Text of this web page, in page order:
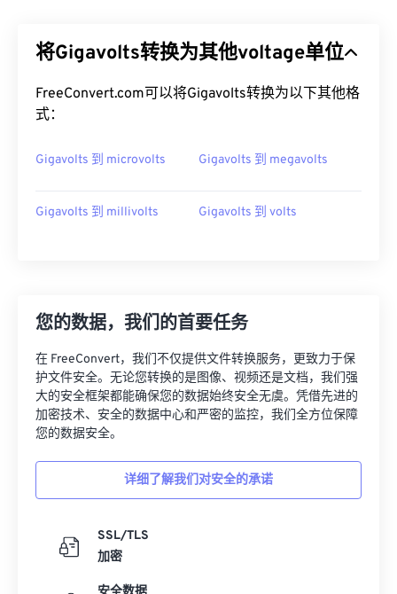
将Gigavolts转换为其他voltage单位
FreeConvert.com可以将Gigavolts转换为以下其他格
式：
Gigavolts 到 microvolts Gigavolts 到 megavolts
Gigavolts 到 millivolts Gigavolts 到 volts
您的数据，我们的首要任务
在 FreeConvert，我们不仅提供文件转换服务，更致力于保
护文件安全。无论您转换的是图像、视频还是文档，我们强
大的安全框架都能确保您的数据始终安全无虞。凭借先进的
加密技术、安全的数据中心和严密的监控，我们全方位保障
您的数据安全。
详细了解我们对安全的承诺
SSL/TLS
加密